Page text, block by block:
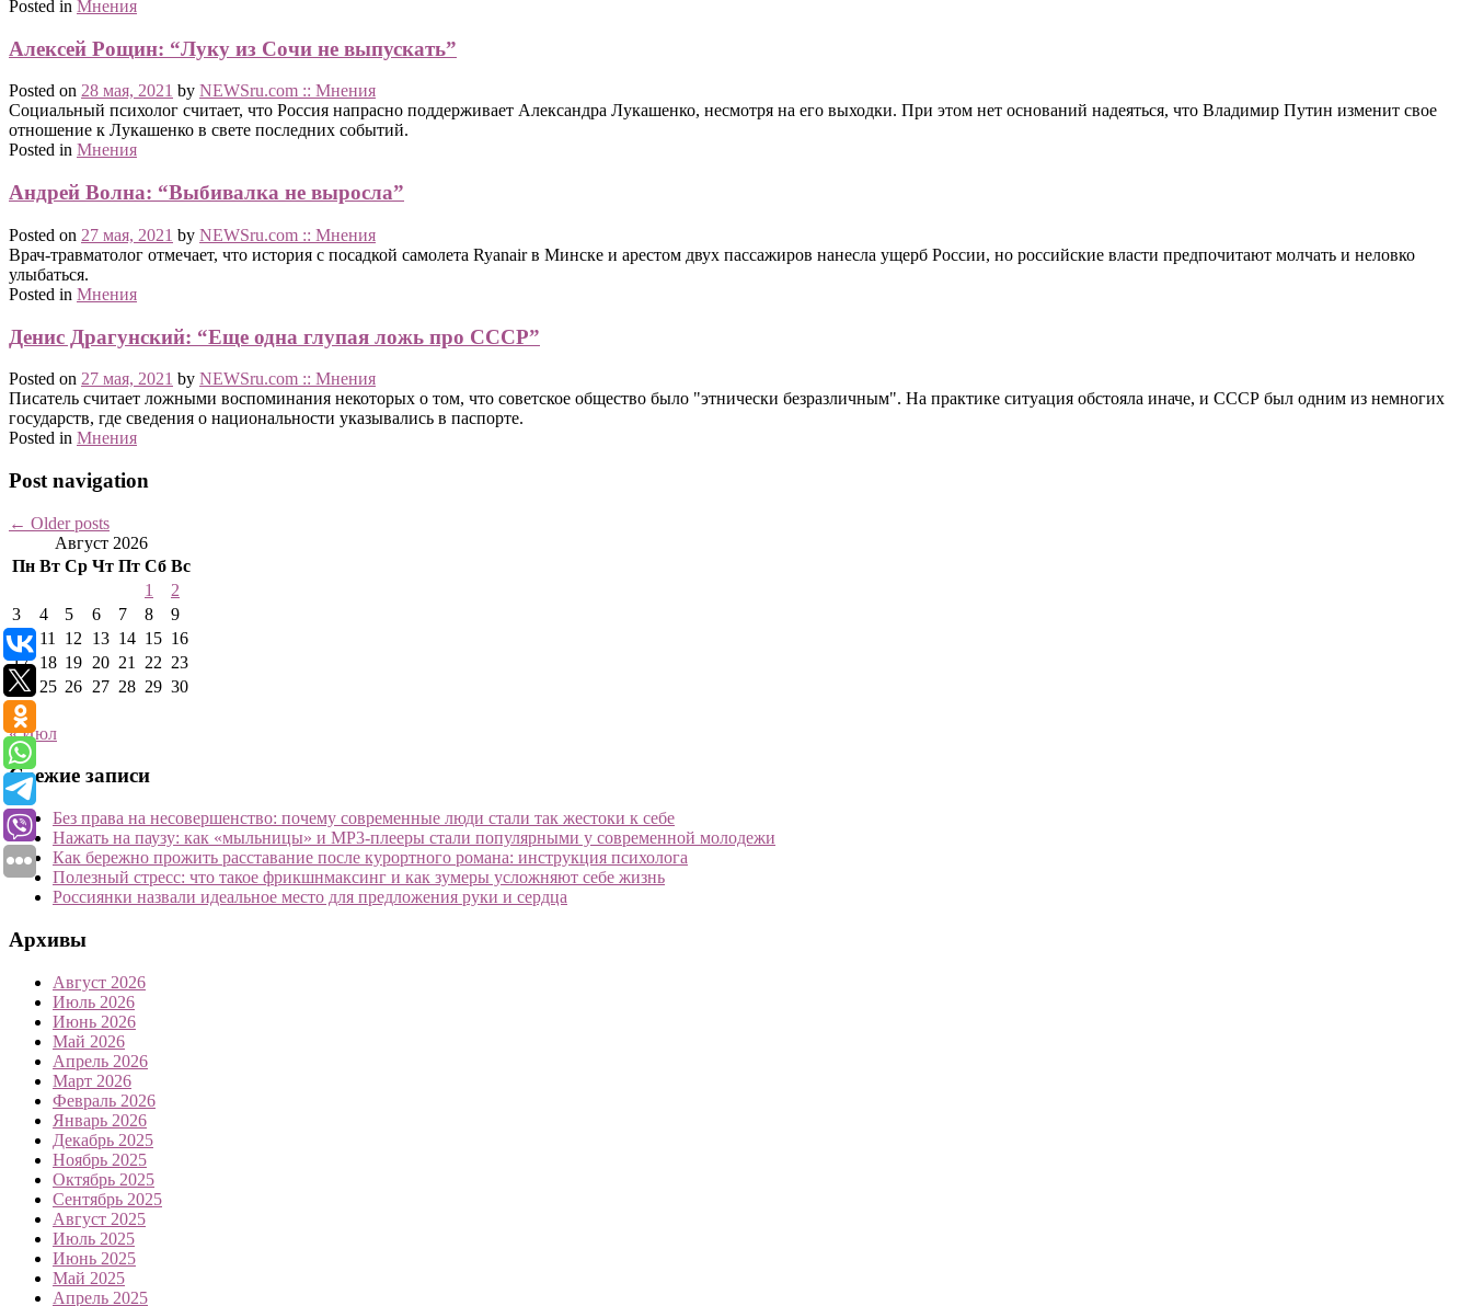
Posted in Мнения
Алексей Рощин: “Луку из Сочи не выпускать”
Posted on 28 мая, 2021 by NEWSru.com :: Мнения
Социальный психолог считает, что Россия напрасно поддерживает Александра Лукашенко, несмотря на его выходки. При этом нет оснований надеяться, что Владимир Путин изменит свое
отношение к Лукашенко в свете последних событий.
Posted in Мнения
Андрей Волна: “Выбивалка не выросла”
Posted on 27 мая, 2021 by NEWSru.com :: Мнения
Врач-травматолог отмечает, что история с посадкой самолета Ryanair в Минске и арестом двух пассажиров нанесла ущерб России, но российские власти предпочитают молчать и неловко
улыбаться.
Posted in Мнения
Денис Драгунский: “Еще одна глупая ложь про СССР”
Posted on 27 мая, 2021 by NEWSru.com :: Мнения
Писатель считает ложными воспоминания некоторых о том, что советское общество было "этнически безразличным". На практике ситуация обстояла иначе, и СССР был одним из немногих
государств, где сведения о национальности указывались в паспорте.
Posted in Мнения
Post navigation
← Older posts
Август 2026
Пн Вт Ср Чт Пт Сб Вс
1
2
3
4 5 6 7 8
9
10 11 12 13 14 15 16
17 18 19 20 21 22 23
24 25 26 27 28 29 30
31
« Июл
Свежие записи
Без права на несовершенство: почему современные люди стали так жестоки к себе
Нажать на паузу: как «мыльницы» и MP3-плееры стали популярными у современной молодежи
Как бережно прожить расставание после курортного романа: инструкция психолога
Полезный стресс: что такое фрикшнмаксинг и как зумеры усложняют себе жизнь
Россиянки назвали идеальное место для предложения руки и сердца
Архивы
Август 2026
Июль 2026
Июнь 2026
Май 2026
Апрель 2026
Март 2026
Февраль 2026
Январь 2026
Декабрь 2025
Ноябрь 2025
Октябрь 2025
Сентябрь 2025
Август 2025
Июль 2025
Июнь 2025
Май 2025
Апрель 2025